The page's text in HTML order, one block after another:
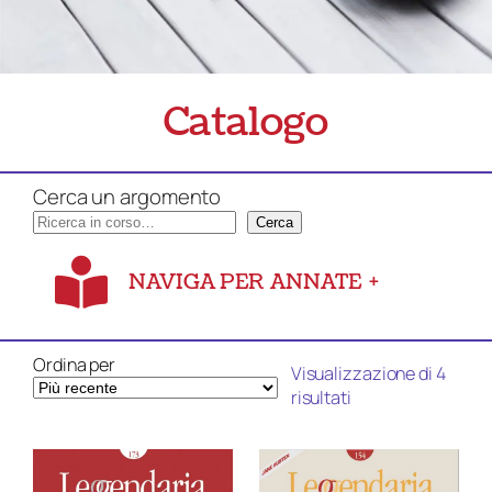
Catalogo
Cerca un argomento
Cerca
NAVIGA PER ANNATE +
Ordina per
Visualizzazione di 4
risultatiOrdina
base
al